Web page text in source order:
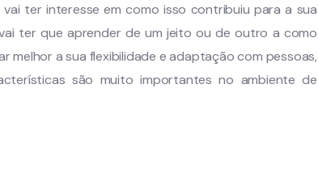
ter interesse em como isso contribuiu para a sua
ter que aprender de um jeito ou de outro a como
melhor a sua flexibilidade e adaptação com pessoas,
são muito importantes no ambiente de